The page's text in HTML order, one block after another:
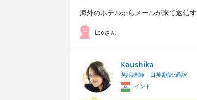
海外のホテルからメールが来て返信
Leoさん
Kaushika
英語講師・日英翻訳/通訳
インド